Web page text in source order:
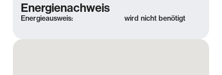
Energienachweis
Energieausweis: wird nicht benötigt